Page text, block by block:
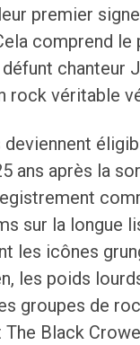
premier
comprend le
chanteur
rock véritable
ans après la
sur la longue
les icônes
les poids
groupes de
The Black